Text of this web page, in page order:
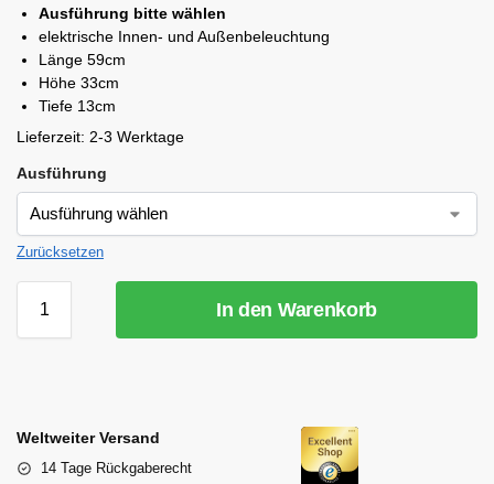
Ausführung bitte wählen
elektrische Innen- und Außenbeleuchtung
Länge 59cm
Höhe 33cm
Tiefe 13cm
Lieferzeit: 2-3 Werktage
Ausführung
Zurücksetzen
In den Warenkorb
Weltweiter Versand
14 Tage Rückgaberecht